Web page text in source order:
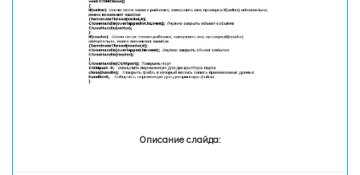
Описание слайда: